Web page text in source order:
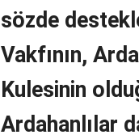
sözde
Vakfının,
Kulesinin
Ardahanlılar